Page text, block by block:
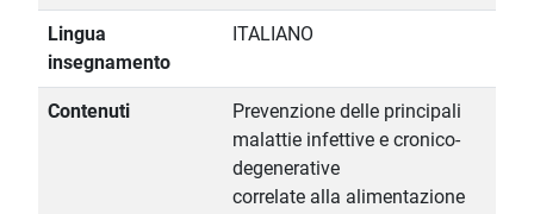
Lingua
insegnamento
ITALIANO
Contenuti
Prevenzione delle principali
malattie infettive e cronico-
degenerative
correlate alla alimentazione